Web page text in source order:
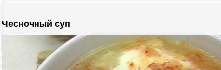
Чесночный суп